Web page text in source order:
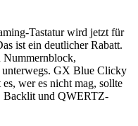
Tastatur wird jetzt für
ist ein deutlicher Rabatt.
Nummernblock,
unterwegs. GX Blue Clicky
wer es nicht mag, sollte
Backlit und QWERTZ-